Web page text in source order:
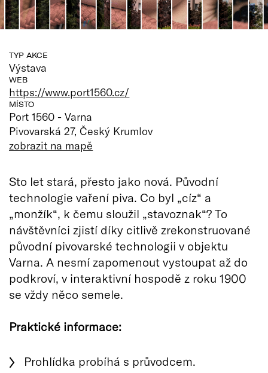
TYP AKCE
Výstava
WEB
https://www.port1560.cz/
MÍSTO
Port 1560 - Varna
Pivovarská 27, Český Krumlov
zobrazit na mapě
Sto let stará, přesto jako nová. Původní
technologie vaření piva. Co byl „cíz“ a
„monžík“, k čemu sloužil „stavoznak“? To
návštěvníci zjistí díky citlivě zrekonstruované
původní pivovarské technologii v objektu
Varna. A nesmí zapomenout vystoupat až do
podkroví, v interaktivní hospodě z roku 1900
se vždy něco semele.
Praktické informace:
Prohlídka probíhá s průvodcem.